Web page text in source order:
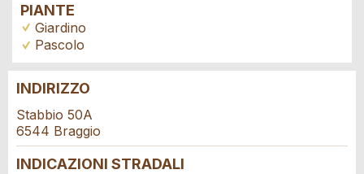
PIANTE
Giardino
Pascolo
Contestare l'annuncio
Il tuo feedback è molto apprezzato!
Consigliamo l'annuncio
Raccomando questo annuncio agli amici.
Prenotazione
INDIRIZZO
Stabbio 50A
6544 Braggio
INDICAZIONI STRADALI